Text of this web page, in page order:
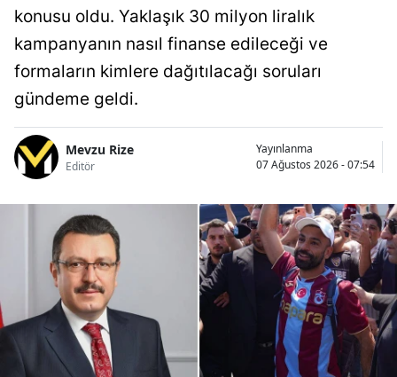
konusu oldu. Yaklaşık 30 milyon liralık
kampanyanın nasıl finanse edileceği ve
formaların kimlere dağıtılacağı soruları
gündeme geldi.
Mevzu Rize
Editör
Yayınlanma
07 Ağustos 2026 - 07:54